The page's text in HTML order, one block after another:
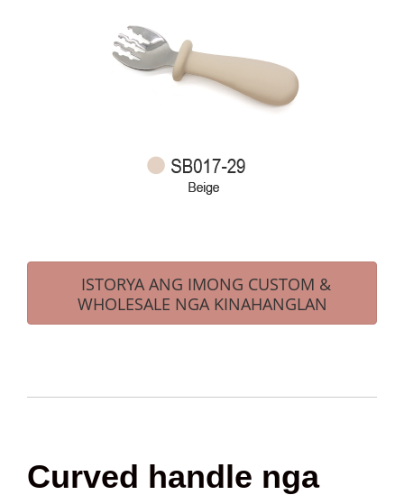
ISTORYA ANG IMONG CUSTOM &
WHOLESALE NGA KINAHANGLAN
Curved handle nga